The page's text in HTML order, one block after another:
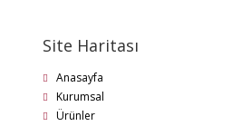
Site Haritası
Anasayfa
Kurumsal
Ürünler